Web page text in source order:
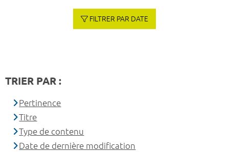
FILTRER PAR DATE
TRIER PAR :
Pertinence
Titre
Type de contenu
Date de dernière modification